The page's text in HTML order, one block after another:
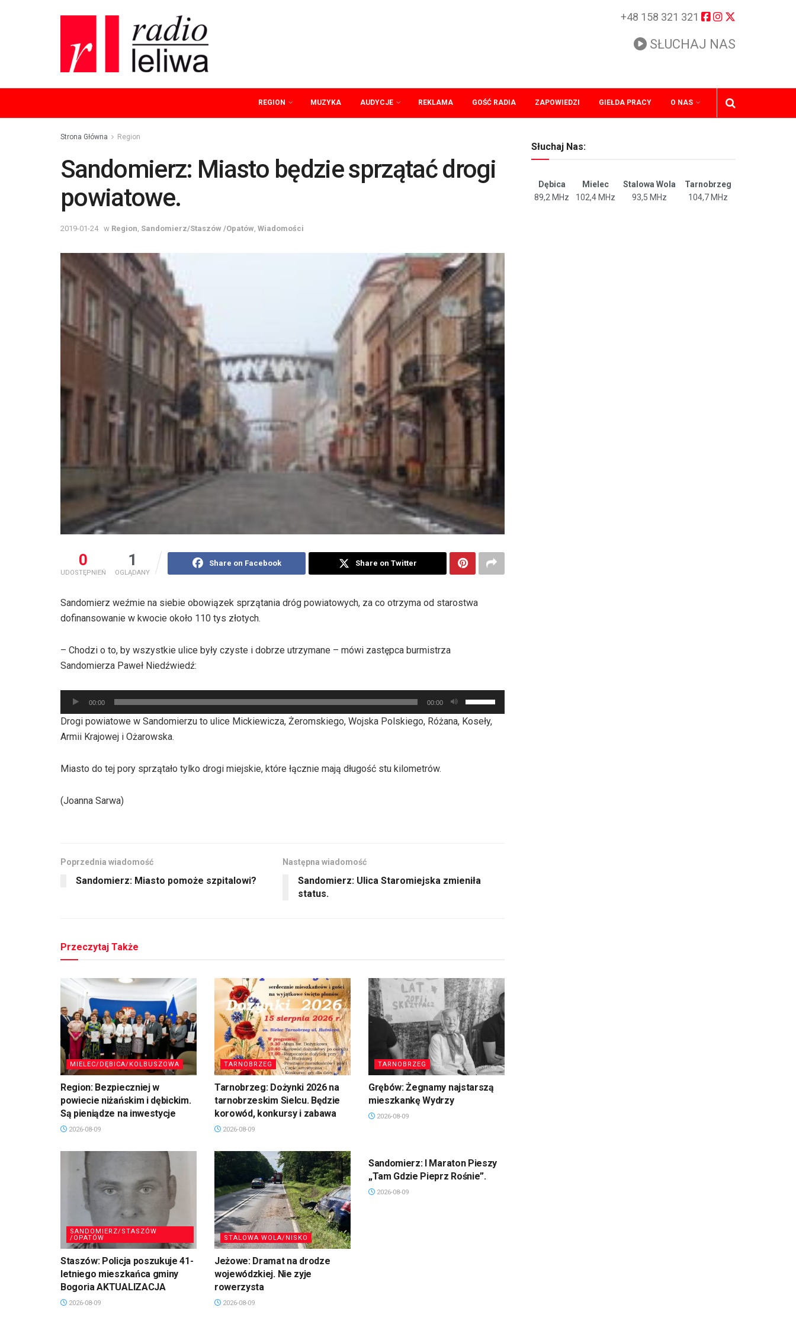
+48 158 321 321
SŁUCHAJ NAS
REGION MUZYKA AUDYCJE REKLAMA GOŚĆ RADIA ZAPOWIEDZI GIEŁDA PRACY O NAS
Strona Główna Region
Sandomierz: Miasto będzie sprzątać drogi
powiatowe.
2019-01-24 w Region Sandomierz/Staszów /Opatów Wiadomości
0
UDOSTĘPNIEŃ
1
OGLĄDANY
Share on Facebook Share on Twitter
Sandomierz weźmie na siebie obowiązek sprzątania dróg powiatowych, za co otrzyma od starostwa
dofinansowanie w kwocie około 110 tys złotych.
– Chodzi o to, by wszystkie ulice były czyste i dobrze utrzymane – mówi zastępca burmistrza
Sandomierza Paweł Niedźwiedź:
Odtwarzacz
plików
dźwiękowych
00:00 00:00
strzałek
do
Drogi powiatowe w Sandomierzu to ulice Mickiewicza, Żeromskiego, Wojska Polskiego, Różana, Koseły,
Armii Krajowej i Ożarowska.
Miasto do tej pory sprzątało tylko drogi miejskie, które łącznie mają długość stu kilometrów.
(Joanna Sarwa)
Poprzednia wiadomość
Sandomierz: Miasto pomoże szpitalowi?
Następna wiadomość
Sandomierz: Ulica Staromiejska zmieniła
status.
Przeczytaj Także
MIELEC/DĘBICA/KOLBUSZOWA
Region: Bezpieczniej w
powiecie niżańskim i dębickim.
Są pieniądze na inwestycje
2026-08-09
TARNOBRZEG
Tarnobrzeg: Dożynki 2026 na
tarnobrzeskim Sielcu. Będzie
korowód, konkursy i zabawa
2026-08-09
TARNOBRZEG
Grębów: Żegnamy najstarszą
mieszkankę Wydrzy
2026-08-09
SANDOMIERZ/STASZÓW
/OPATÓW
Staszów: Policja poszukuje 41-
letniego mieszkańca gminy
Bogoria AKTUALIZACJA
2026-08-09
STALOWA WOLA/NISKO
Jeżowe: Dramat na drodze
wojewódzkiej. Nie zyje
rowerzysta
2026-08-09
Sandomierz: I Maraton Pieszy
„Tam Gdzie Pieprz Rośnie”.
2026-08-09
Słuchaj Nas:
Dębica Mielec Stalowa Wola
Tarnobrzeg
89,2 MHz
102,4 MHz 93,5 MHz 104,7 MHz